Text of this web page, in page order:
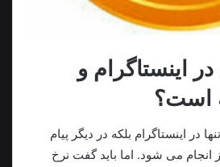
در اینستاگرام و
است؟
در اینستاگرام بلکه در دیگر پیام
انجام می شود. اما باید گفت نرخ